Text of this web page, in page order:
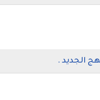
الجديد .